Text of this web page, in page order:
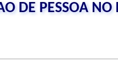
DE PESSOA NO